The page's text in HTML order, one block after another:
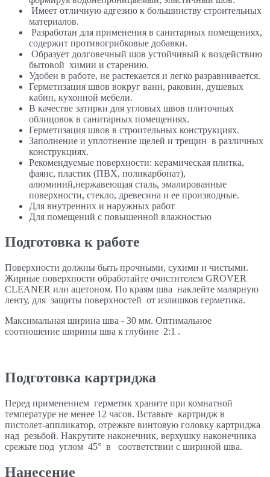
Имеет отличную адгезию к большинству строительных
материалов.
Разработан для применения в санитарных помещениях,
содержит противогрибковые добавки.
Образует долговечный шов устойчивый к воздействию
бытовой химии и старению.
Удобен в работе, не растекается и легко разравнивается.
Герметизация швов вокруг ванн, раковин, душевых
кабин, кухонной мебели.
В качестве затирки для угловых швов плиточных
облицовок в санитарных помещениях.
Герметизация швов в строительных конструкциях.
Заполнение и уплотнение щелей и трещин в различных
конструкциях.
Рекомендуемые поверхности: керамическая плитка,
фаянс, пластик (ПВХ, поликарбонат),
алюминий,нержавеющая сталь, эмалированные
поверхности, стекло, древесина и ее производные.
Для внутренних и наружных работ
Для помещений с повышенной влажностью
Подготовка к работе
Поверхности должны быть прочными, сухими и чистыми.
Жирные поверхности обработайте очистителем GROVER
CLEANER или ацетоном. По краям шва наклейте малярную
ленту, для защиты поверхностей от излишков герметика.
Максимальная ширина шва - 30 мм. Оптимальное
соотношение ширины шва к глубине 2:1 .
Подготовка картриджа
Перед применением герметик храните при комнатной
температуре не менее 12 часов. Вставьте картридж в
пистолет-аппликатор, отрежьте винтовую головку картриджа
над резьбой. Накрутите наконечник, верхушку наконечника
срежьте под углом 45° в соответствии с шириной шва.
Нанесение